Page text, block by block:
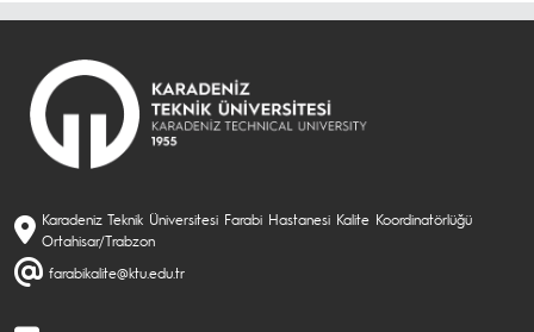
Karadeniz Teknik Üniversitesi Farabi Hastanesi Kalite Koordinatörlüğü
Ortahisar/Trabzon
farabikalite@ktu.edu.tr